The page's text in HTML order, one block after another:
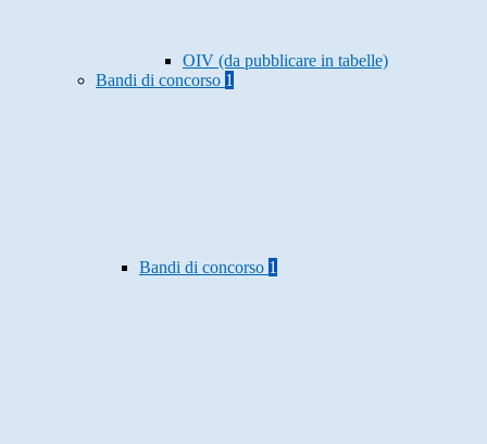
OIV (da pubblicare in tabelle)
Bandi di concorso 1
Bandi di concorso 1